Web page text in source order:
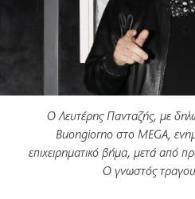
Ο Λευτέρης Πανταζής, με
Buongiorno στο MEGA,
επιχειρηματικό βήμα, μετά από
Ο γνωστός